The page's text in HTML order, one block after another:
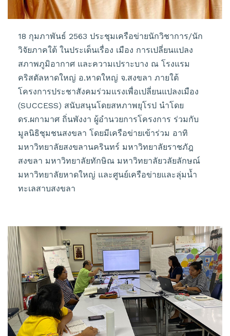
18 กุมภาพันธ์ 2563 ประชุมเครือข่ายนักวิชาการ/นัก
วิจัยภาคใต้ ในประเด็นเรื่อง เมือง การเปลี่ยนแปลง
สภาพภูมิอากาศ และความเปราะบาง ณ โรงแรม
คริสตัลหาดใหญ่ อ.หาดใหญ่ จ.สงขลา ภายใต้
โครงการประชาสังคมร่วมแรงเพื่อเปลี่ยนแปลงเมือง
(SUCCESS) สนับสนุนโดยสหภาพยุโรป นำโดย
ดร.ผกามาศ ถิ่นพังงา ผู้อำนวยการโครงการ ร่วมกับ
มูลนิธิชุมชนสงขลา โดยมีเครือข่ายเข้าร่วม อาทิ
มหาวิทยาลัยสงขลานครินทร์ มหาวิทยาลัยราชภัฎ
สงขลา มหาวิทยาลัยทักษิณ มหาวิทยาลัยวลัยลักษณ์
มหาวิทยาลัยหาดใหญ่ และศูนย์เครือข่ายและลุ่มน้ำ
ทะเลสาบสงขลา